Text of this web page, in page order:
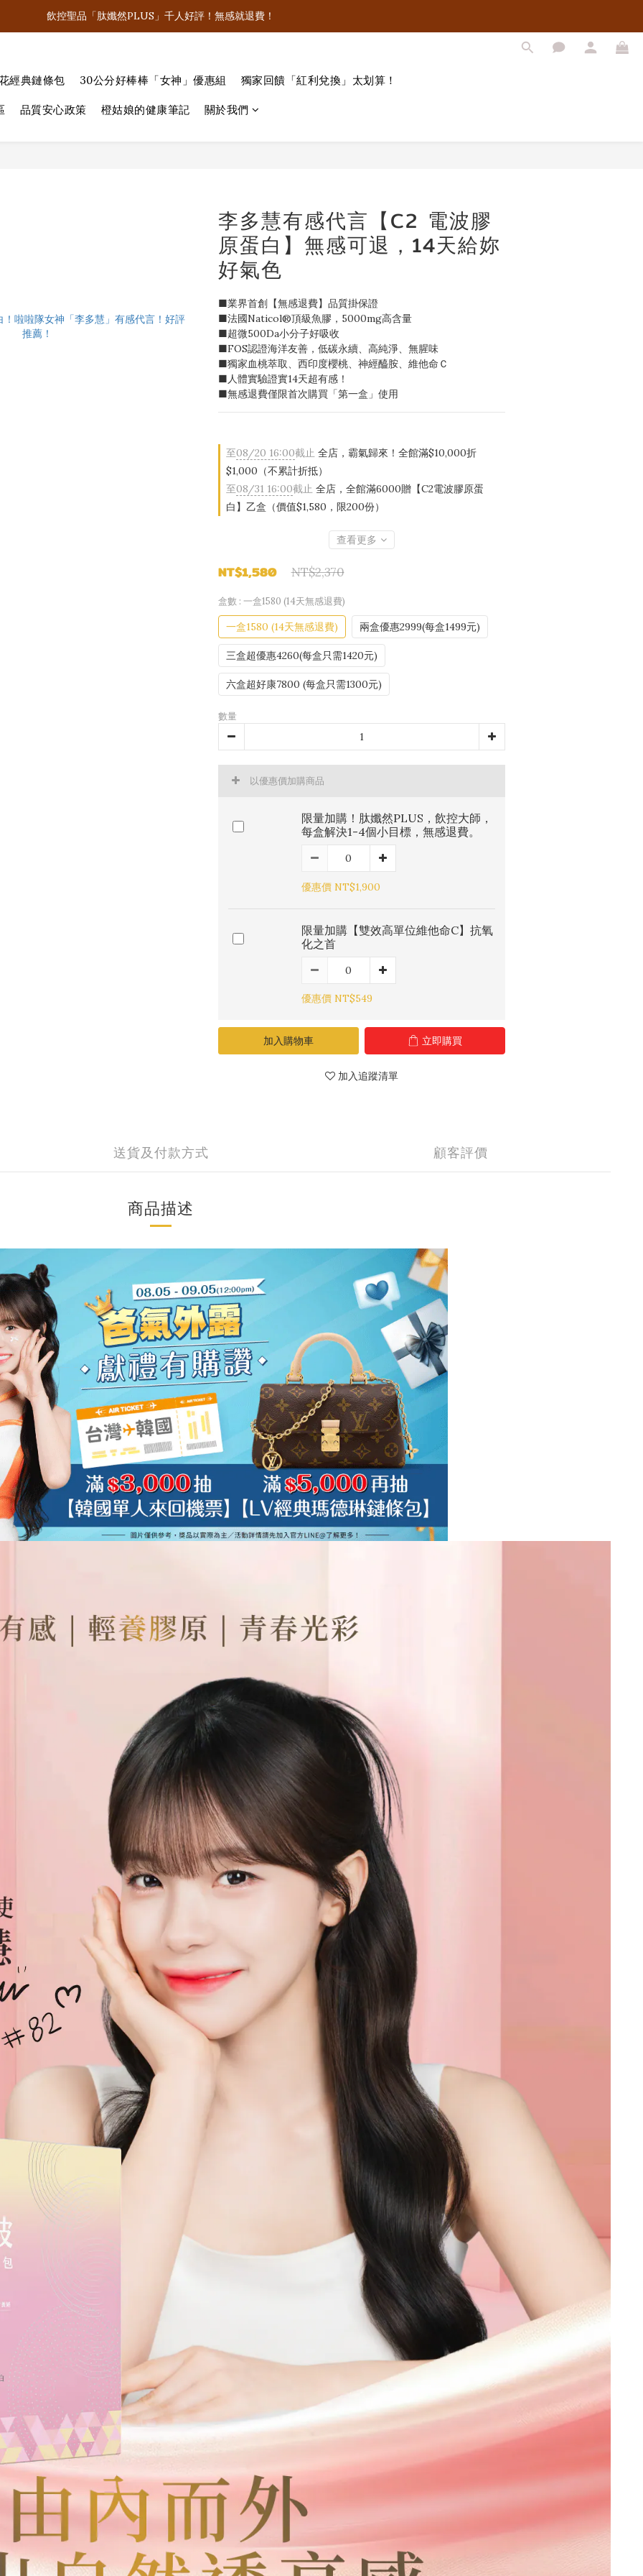
飲控聖品「肽孅然PLUS」千人好評！無感就退費！
飲控聖品「肽孅然PLUS」千人好評！無感就退費！
李多慧有感代言！滿5000就抽LV經典老花鏈條包！
飲控聖品「肽孅然PLUS」千人好評！無感就退費！
經典鏈條包 30公分好棒棒「女神」優惠組 獨家回饋「紅利兌換」太划算！
品質安心政策 橙姑娘的健康筆記 關於我們
李多慧有感代言【C2 電波膠
原蛋白】無感可退，14天給妳
好氣色
■業界首創【無感退費】品質掛保證
■法國Naticol®頂級魚膠，5000mg高含量
■超微500Da小分子好吸收
■FOS認證海洋友善，低碳永續、高純淨、無腥味
■獨家血桃萃取、西印度櫻桃、神經醯胺、維他命Ｃ
■人體實驗證實14天超有感！
■無感退費僅限首次購買「第一盒」使用
至08/20 16:00截止 全店，霸氣歸來！全館滿$10,000折
$1,000（不累計折抵）
至08/31 16:00截止 全店，全館滿6000贈【C2電波膠原蛋
白】乙盒（價值$1,580，限200份）
查看更多
NT$2,370
NT$1,580
盒數 : 一盒1580 (14天無感退費)
一盒1580 (14天無感退費) 兩盒優惠2999(每盒1499元)
三盒超優惠4260(每盒只需1420元)
六盒超好康7800 (每盒只需1300元)
數量
以優惠價加購商品
限量加購！肽孅然PLUS，飲控大師，
每盒解決1-4個小目標，無感退費。
優惠價 NT$1,900
限量加購【雙效高單位維他命C】抗氧
化之首
優惠價 NT$549
加入購物車 立即購買
加入追蹤清單
送貨及付款方式 顧客評價
商品描述